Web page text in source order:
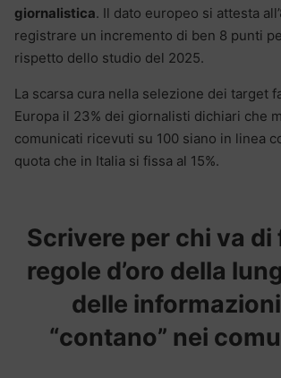
giornalistica. Il dato europeo si attesta
registrare un incremento di ben 8 punti
rispetto dello studio del 2025.
La scarsa cura nella selezione dei target
Europa il 23% dei giornalisti dichiari che
comunicati ricevuti su 100 siano in linea
quota che in Italia si fissa al 15%.
Scrivere per chi va di
regole d’oro della
delle
“contano” nei